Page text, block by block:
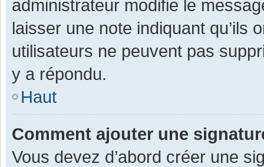
administrateur modifie le
laisser une note indiquant qu’ils
utilisateurs ne peuvent pas
y a répondu.
Haut
Comment ajouter une
Vous devez d’abord créer une